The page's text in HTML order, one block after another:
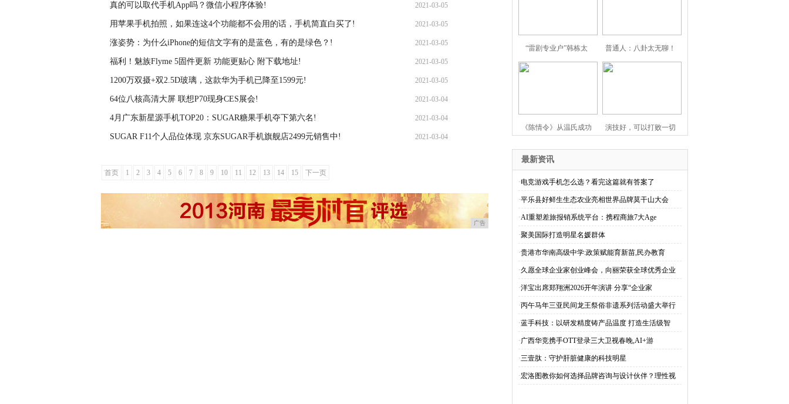
真的可以取代手机App吗？微信小程序体验! 2021-03-05
用苹果手机拍照，如果连这4个功能都不会用的话，手机简直白买了! 2021-03-05
涨姿势：为什么iPhone的短信文字有的是蓝色，有的是绿色？! 2021-03-05
福利！魅族Flyme 5固件更新 功能更贴心 附下载地址! 2021-03-05
1200万双摄+双2.5D玻璃，这款华为手机已降至1599元! 2021-03-05
64位八核高清大屏 联想P70现身CES展会! 2021-03-04
4月广东新星源手机TOP20：SUGAR糖果手机夺下第六名! 2021-03-04
SUGAR F11个人品位体现 京东SUGAR手机旗舰店2499元销售中! 2021-03-04
首页 1 2 3 4 5 6 7 8 9 10 11 12 13 14 15 下一页
广告
“雷剧专业户”韩栋太 普通人：八卦太无聊！
《陈情令》从温氏成功 演技好，可以打败一切
最新资讯
·电竞游戏手机怎么选？看完这篇就有答案了
·平乐县好鲜生生态农业亮相世界品牌莫干山大会
·AI重塑差旅报销系统平台：携程商旅7大Age
·聚美国际打造明星名媛群体
·贵港市华南高级中学:政策赋能育新苗,民办教育
·久愿全球企业家创业峰会，向丽荣获全球优秀企业
·洋宝出席郑翔洲2026开年演讲 分享“企业家
·丙午马年三亚民间龙王祭俗非遗系列活动盛大举行
·蓝手科技：以研发精度铸产品温度 打造生活级智
·广西华竞携手OTT登录三大卫视春晚,AI+游
·三壹肽：守护肝脏健康的科技明星
·宏洛图教你如何选择品牌咨询与设计伙伴？理性视